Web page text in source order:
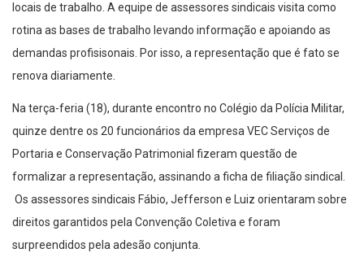
locais de trabalho. A equipe de assessores sindicais visita como
rotina as bases de trabalho levando informação e apoiando as
demandas profisisonais. Por isso, a representação que é fato se
renova diariamente.
Na terça-feria (18), durante encontro no Colégio da Polícia Militar,
quinze dentre os 20 funcionários da empresa VEC Serviços de
Portaria e Conservação Patrimonial fizeram questão de
formalizar a representação, assinando a ficha de filiação sindical.
Os assessores sindicais Fábio, Jefferson e Luiz orientaram sobre
direitos garantidos pela Convenção Coletiva e foram
surpreendidos pela adesão conjunta.